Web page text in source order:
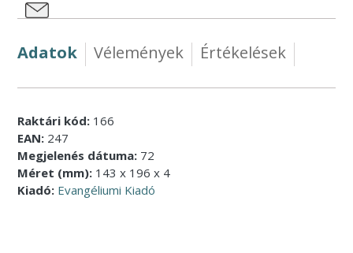
Adatok Vélemények Értékelések
Raktári kód: 166
EAN: 247
Megjelenés dátuma: 72
Méret (mm): 143 x 196 x 4
Kiadó: Evangéliumi Kiadó